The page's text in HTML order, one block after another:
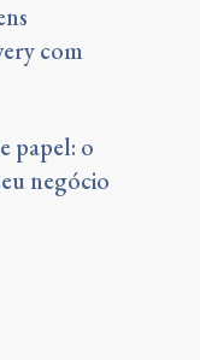
com
papel: o
negócio